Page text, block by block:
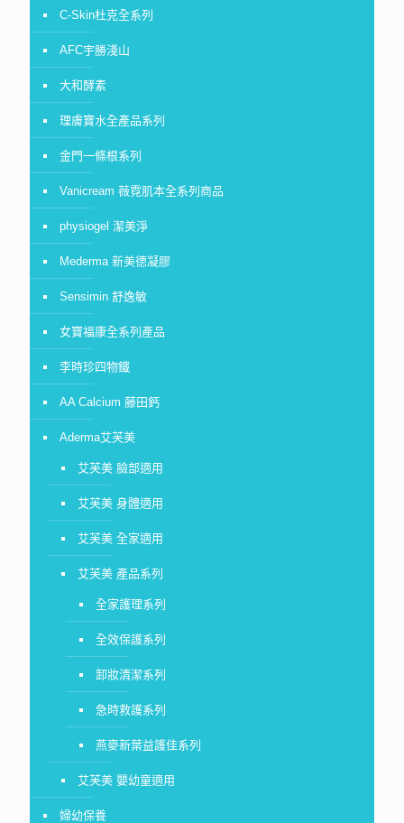
C-Skin杜克全系列
AFC宇勝淺山
大和酵素
理膚寶水全產品系列
金門一條根系列
Vanicream 薇霓肌本全系列商品
physiogel 潔美淨
Mederma 新美德凝膠
Sensimin 舒逸敏
女寶福康全系列產品
李時珍四物鐵
AA Calcium 藤田鈣
Aderma艾芙美
艾芙美 臉部適用
艾芙美 身體適用
艾芙美 全家適用
艾芙美 產品系列
全家護理系列
全效保護系列
卸妝清潔系列
急時救護系列
燕麥新葉益護佳系列
艾芙美 嬰幼童適用
婦幼保養